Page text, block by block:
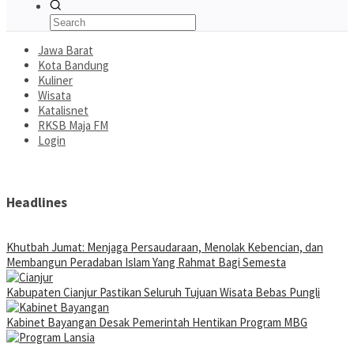
Jawa Barat
Kota Bandung
Kuliner
Wisata
Katalisnet
RKSB Maja FM
Login
Headlines
Khutbah Jumat: Menjaga Persaudaraan, Menolak Kebencian, dan
Membangun Peradaban Islam Yang Rahmat Bagi Semesta
Kabupaten Cianjur Pastikan Seluruh Tujuan Wisata Bebas Pungli
Kabinet Bayangan Desak Pemerintah Hentikan Program MBG